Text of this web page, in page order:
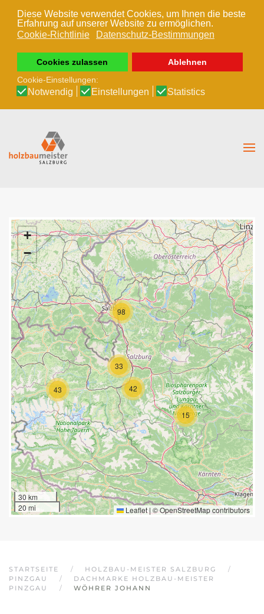
Diese Website verwendet Cookies, um Ihnen die beste
Erfahrung auf unserer Website zu ermöglichen.
Cookie-Richtlinie
Datenschutz-Bestimmungen
Cookies zulassen
Ablehnen
Cookie-Einstellungen:
Notwendig Einstellungen Statistics
Zum Hauptinhalt springen
15
33
42
43
98
+
−
30 km
20 mi
Leaflet | ©OpenStreetMapcontributors
STARTSEITE
HOLZBAU-MEISTER SALZBURG
PINZGAU
DACHMARKE HOLZBAU-MEISTER
PINZGAU
WÖHRER JOHANN